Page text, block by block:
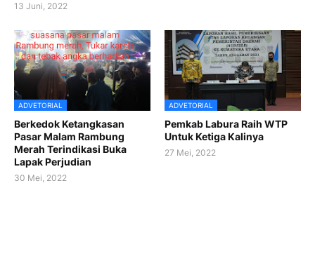
13 Juni, 2022
ADVETORIAL
Berkedok Ketangkasan
Pasar Malam Rambung
Merah Terindikasi Buka
Lapak Perjudian
30 Mei, 2022
ADVETORIAL
Pemkab Labura Raih WTP
Untuk Ketiga Kalinya
27 Mei, 2022